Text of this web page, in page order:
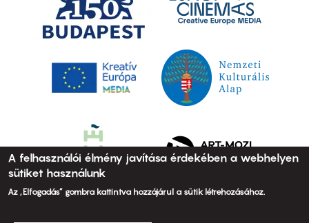
A felhasználói élmény javítása érdekében a webhelyen
sütiket használunk
Az „Elfogadás” gombra kattintva hozzájárul a sütik létrehozásához.